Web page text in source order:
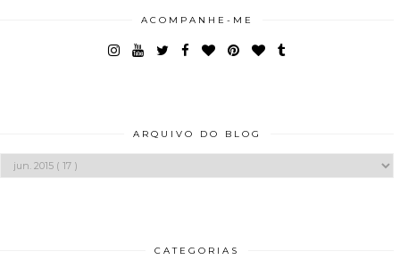
ACOMPANHE-ME
ARQUIVO DO BLOG
CATEGORIAS